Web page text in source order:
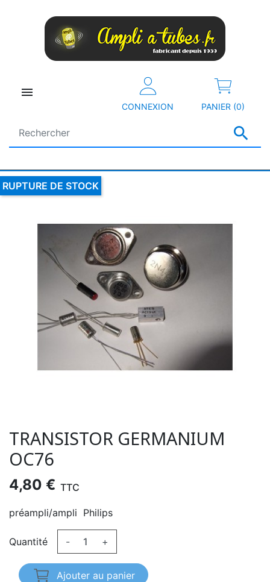


CONNEXION PANIER (0)
RUPTURE DE STOCK
TRANSISTOR GERMANIUM
OC76
4,80 € TTC
préampli/ampli Philips
Quantité - +
Ajouter au panier